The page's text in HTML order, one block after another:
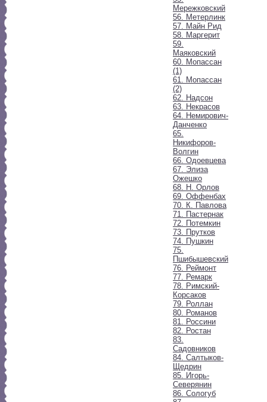
Мережковский
56. Метерлинк
57. Майн Рид
58. Маргерит
59.
Маяковский
60. Мопассан
(1)
61. Мопассан
(2)
62. Надсон
63. Некрасов
64. Немирович-
Данченко
65.
Никифоров-
Волгин
66. Одоевцева
67. Элиза
Ожешко
68. Н. Орлов
69. Оффенбах
70. К. Павлова
71. Пастернак
72. Потемкин
73. Прутков
74. Пушкин
75.
Пшибышевский
76. Реймонт
77. Ремарк
78. Римский-
Корсаков
79. Роллан
80. Романов
81. Россини
82. Ростан
83.
Садовников
84. Салтыков-
Щедрин
85. Игорь-
Северянин
86. Сологуб